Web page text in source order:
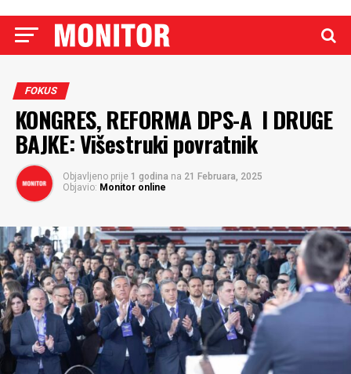
FOKUS
KONGRES, REFORMA DPS-A I DRUGE
BAJKE: Višestruki povratnik
Objavljeno prije 1 godina na 21 Februara, 2025
Objavio: Monitor online